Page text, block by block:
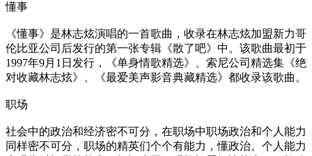
懂事
《懂事》是林志炫演唱的一首歌曲，收录在林志炫加盟新力哥
伦比亚公司后发行的第一张专辑《散了吧》中。该歌曲最初于
1997年9月1日发行，《单身情歌精选》、索尼公司精选集《绝
对收藏林志炫》、《最爱美声影音典藏精选》都收录该歌曲。
职场
社会中的政治和经济密不可分，在职场中职场政治和个人能力
同样密不可分，职场的精英们个个有能力，懂政治。个人能力